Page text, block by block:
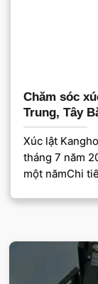
Chăm sóc
Trung, Tây
Xúc lật
tháng 7 năm
một nămChi